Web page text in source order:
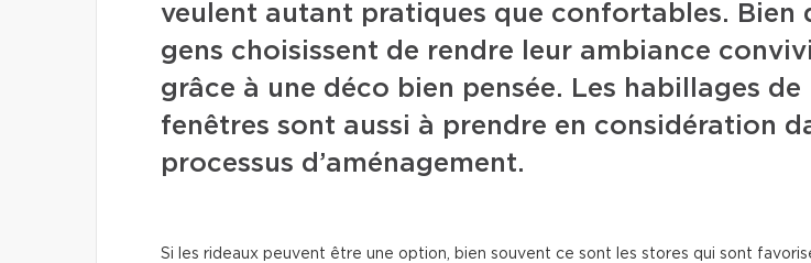
veulent autant pratiques que confortables. Bien
gens choisissent de rendre leur ambiance
grâce à une déco bien pensée. Les habillages de
fenêtres sont aussi à prendre en considération
processus d’aménagement.
Si les rideaux peuvent être une option, bien souvent ce sont les stores qui sont